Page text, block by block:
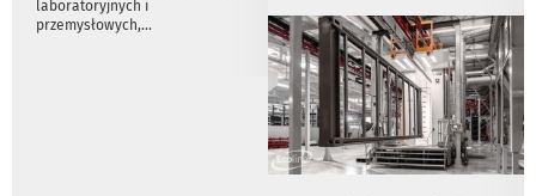
laboratoryjnych i
przemysłowych,...